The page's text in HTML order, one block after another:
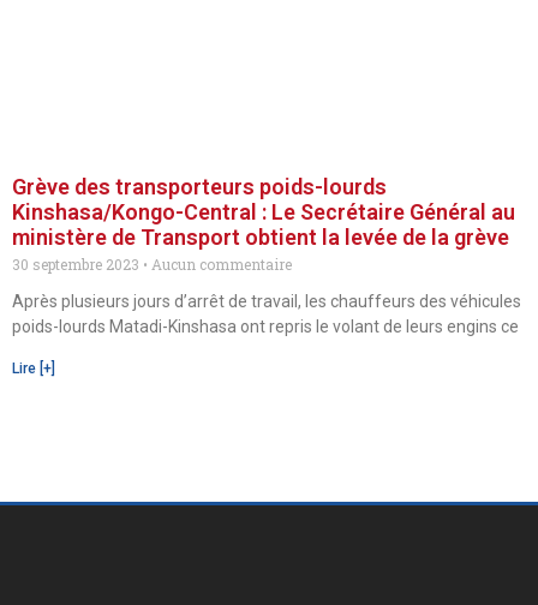
Grève des transporteurs poids-lourds
Kinshasa/Kongo-Central : Le Secrétaire Général au
ministère de Transport obtient la levée de la grève
30 septembre 2023
Aucun commentaire
Après plusieurs jours d’arrêt de travail, les chauffeurs des véhicules
poids-lourds Matadi-Kinshasa ont repris le volant de leurs engins ce
Lire [+]